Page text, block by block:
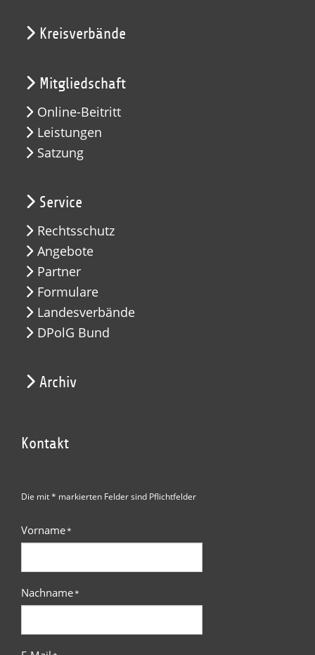
Kreisverbände
Mitgliedschaft
Online-Beitritt
Leistungen
Satzung
Service
Rechtsschutz
Angebote
Partner
Formulare
Landesverbände
DPolG Bund
Archiv
Kontakt
Die mit * markierten Felder sind Pflichtfelder
Vorname*
Nachname*